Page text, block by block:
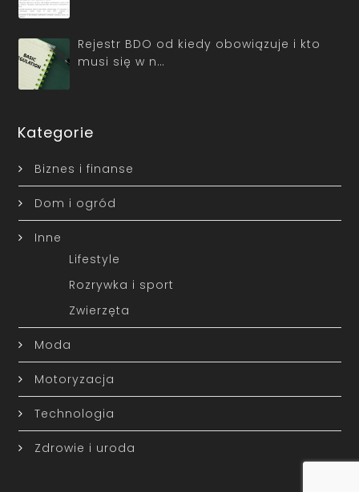
Rejestr BDO od kiedy obowiązuje i kto
musi się w n…
Kategorie
Biznes i finanse
Dom i ogród
Inne
Lifestyle
Rozrywka i sport
Zwierzęta
Moda
Motoryzacja
Technologia
Zdrowie i uroda